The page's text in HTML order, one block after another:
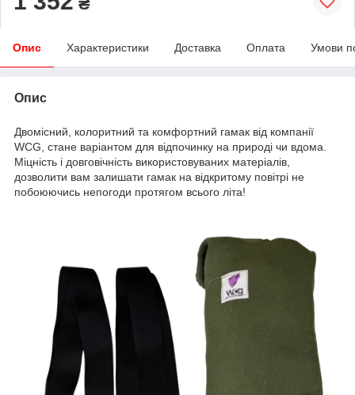
Опис Характеристики Доставка Оплата Умови
Опис
Двомісний, колоритний та комфортний гамак від компанії
WCG, стане варіантом для відпочинку на природі чи вдома.
Міцність і довговічність використовуваних матеріалів,
дозволити вам залишати гамак на відкритому повітрі не
побоюючись непогоди протягом всього літа!